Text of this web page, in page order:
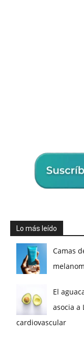
Lo más leído
Camas
El
asocia a
cardiovascular